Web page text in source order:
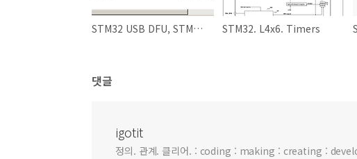
STM32 USB DFU, STM32 펌웨어 업데이트관련 개발 리소스 - DfuSe 개요,설치 STM32. L4x6. Timers
댓글
igotit
정의. 관계. 클리어. : coding : making : creating :